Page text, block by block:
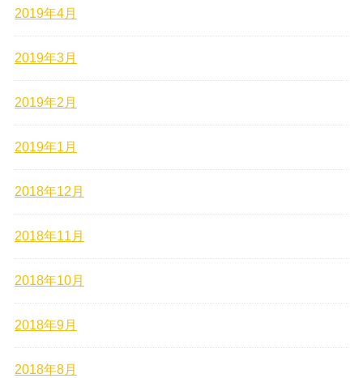
2019年4月
2019年3月
2019年2月
2019年1月
2018年12月
2018年11月
2018年10月
2018年9月
2018年8月